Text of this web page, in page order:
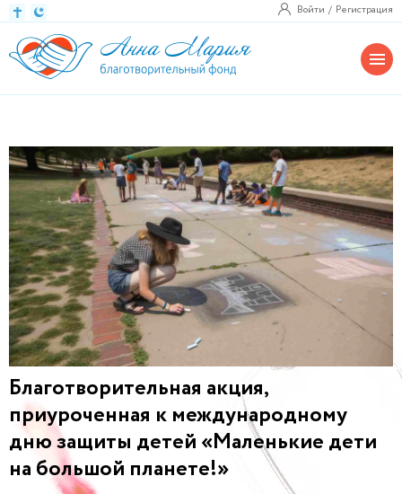
Войти Регистрация
Благотворительная акция,
приуроченная к международному
дню защиты детей «Маленькие дети
на большой планете!»